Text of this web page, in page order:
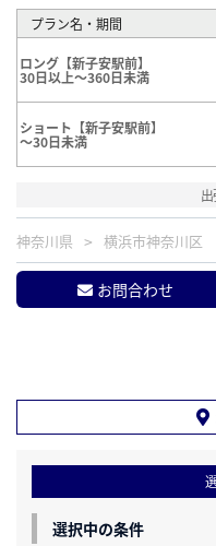
プラン名・期間
ロング【新子安駅前】
30日以上～360日未満
ショート【新子安駅前】
～30日未満
神奈川県 横浜市神奈川区
お問合わせ
選択中の条件